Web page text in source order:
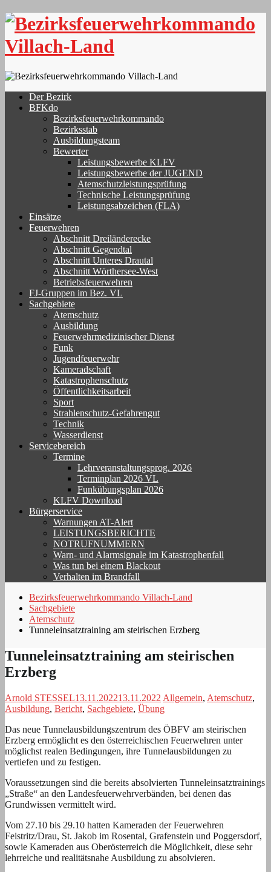
Skip
content
Der Bezirk
BFKdo
Bezirksfeuerwehrkommando
Bezirksstab
Ausbildungsteam
Bewerter
Leistungsbewerbe KLFV
Leistungsbewerbe der JUGEND
Atemschutzleistungsprüfung
Technische Leistungsprüfung
Leistungsabzeichen (FLA)
Einsätze
Feuerwehren
Abschnitt Dreiländerecke
Abschnitt Gegendtal
Abschnitt Unteres Drautal
Abschnitt Wörthersee-West
Betriebsfeuerwehren
FJ-Gruppen im Bez. VL
Sachgebiete
Atemschutz
Ausbildung
Feuerwehrmedizinischer Dienst
Funk
Jugendfeuerwehr
Kameradschaft
Katastrophenschutz
Öffentlichkeitsarbeit
Sport
Strahlenschutz-Gefahrengut
Technik
Wasserdienst
Servicebereich
Termine
Lehrveranstaltungsprog. 2026
Terminplan 2026 VL
Funkübungsplan 2026
KLFV Download
Bürgerservice
Warnungen AT-Alert
LEISTUNGSBERICHTE
NOTRUFNUMMERN
Warn- und Alarmsignale im Katastrophenfall
Was tun bei einem Blackout
Verhalten im Brandfall
Bezirksfeuerwehrkommando Villach-Land
Sachgebiete
Atemschutz
Tunneleinsatztraining am steirischen Erzberg
Tunneleinsatztraining am steirischen
Erzberg
Arnold STESSEL13.11.202213.11.2022 Allgemein, Atemschutz,
Ausbildung, Bericht, Sachgebiete, Übung
Das neue Tunnelausbildungszentrum des ÖBFV am steirischen
Erzberg ermöglicht es den österreichischen Feuerwehren unter
möglichst realen Bedingungen, ihre Tunnelausbildungen zu
vertiefen und zu festigen.
Voraussetzungen sind die bereits absolvierten Tunneleinsatztrainings
„Straße“ an den Landesfeuerwehrverbänden, bei denen das
Grundwissen vermittelt wird.
Vom 27.10 bis 29.10 hatten Kameraden der Feuerwehren
Feistritz/Drau, St. Jakob im Rosental, Grafenstein und Poggersdorf,
sowie Kameraden aus Oberösterreich die Möglichkeit, diese sehr
lehrreiche und realitätsnahe Ausbildung zu absolvieren.